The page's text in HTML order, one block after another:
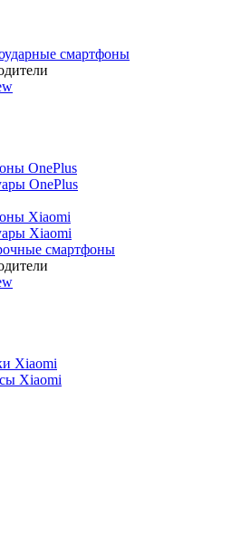
смартфоны
OnePlus
OnePlus
Xiaomi
Xiaomi
смартфоны
Xiaomi
Xiaomi